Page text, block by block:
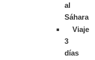
al
Sáhara
Viaje
3
días